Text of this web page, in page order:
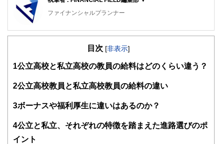
ファイナンシャルプランナー
FinancialField編集部は、金融、経済に関する記事を、日々
知識がない方でも理解できるようわかりやすく発信していま
得者を中心に「お金や暮らし」に関する書籍・雑誌の編集経
験者で構成され、企画立案から記事掲載まですべての工程に
護士、税理士、宅地建物取引士、相続診断士、住宅ローンア
目次 [非表示]
1 公立高校と私立高校の教員の給料はどのくらい違う？
2公立高校教員と私立高校教員の給料の違い
3ボーナスや福利厚生に違いはあるのか？
4公立と私立、それぞれの特徴を踏まえた進路選びのポ
イント